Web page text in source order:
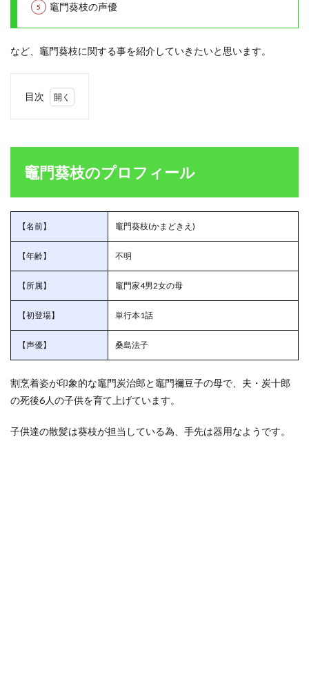
竈門葵枝の声優
など、竈門葵枝に関する事を紹介していきたいと思います。
目次
ロフ
ィー
1.1
竈門
は青
い彼
の場
所を
知っ
1.2
葵枝
の死
1.2.1
竈門葵枝のプロフィール
【名前】 竈門葵枝(かまどきえ)
【年齢】 不明
【所属】 竈門家4男2女の母
【初登場】 単行本1話
【声優】 桑島法子
割烹着姿が印象的な竈門炭治郎と竈門禰豆子の母で、夫・炭十郎
の死後6人の子供を育て上げています。
子供達の散髪は葵枝が担当している為、手先は器用なようです。